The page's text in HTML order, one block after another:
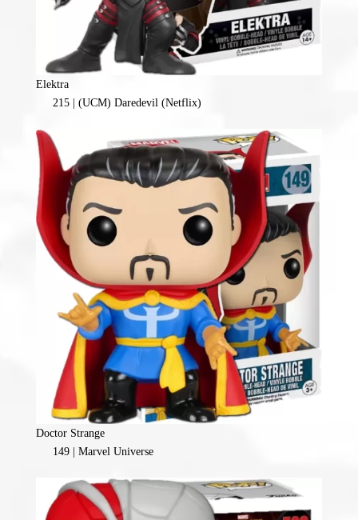
Elektra
215 | (UCM) Daredevil (Netflix)
Doctor Strange
149 | Marvel Universe